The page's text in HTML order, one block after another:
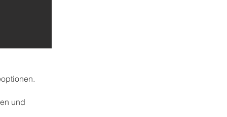
und